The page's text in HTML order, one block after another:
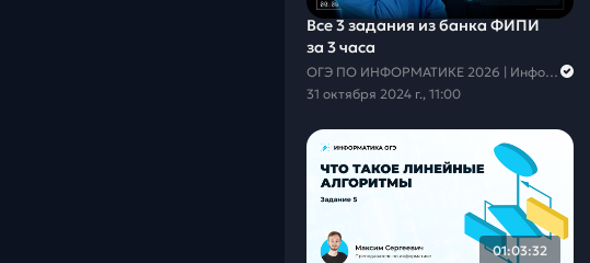
Все 3 задания из банка ФИПИ
за 3 часа
ОГЭ ПО ИНФОРМАТИКЕ 2026 | Информатика с Мане
31 октября 2024 г., 11:00
01:03:32